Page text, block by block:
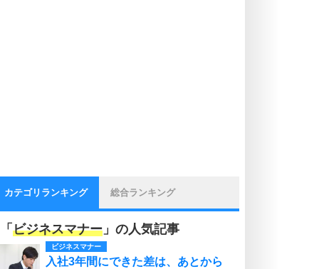
カテゴリランキング 総合ランキング
「 ビジネスマナー 」の人気記事
ビジネスマナー
入社3年間にできた差は、あとから